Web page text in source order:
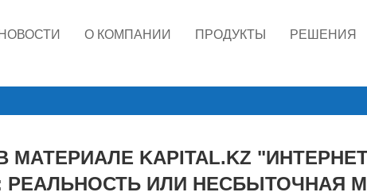
НОВОСТИ О КОМПАНИИ ПРОДУКТЫ РЕШЕНИЯ
В МАТЕРИАЛЕ KAPITAL.KZ
РЕАЛЬНОСТЬ ИЛИ НЕСБЫТОЧНАЯ